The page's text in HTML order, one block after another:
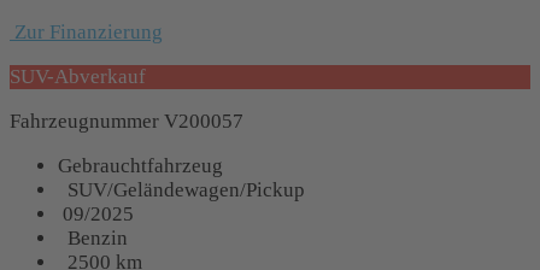
Zur Finanzierung
SUV-Abverkauf
Fahrzeugnummer V200057
Gebrauchtfahrzeug
SUV/Geländewagen/Pickup
09/2025
Benzin
2500 km